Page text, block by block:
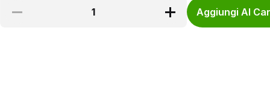
1
Aggiungi Al